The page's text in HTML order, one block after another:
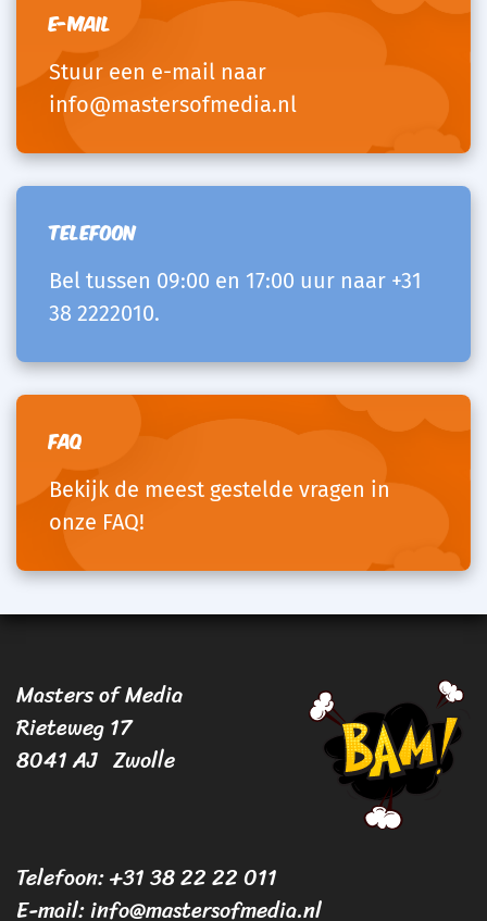
E-mail
Stuur een e-mail naar
info@mastersofmedia.nl
Telefoon
Bel tussen 09:00 en 17:00 uur naar +31
38 2222010.
FAQ
Bekijk de meest gestelde vragen in
onze FAQ!
Masters of Media
Rieteweg 17
8041 AJ Zwolle
Telefoon: +31 38 22 22 011
E-mail:info@mastersofmedia.nl